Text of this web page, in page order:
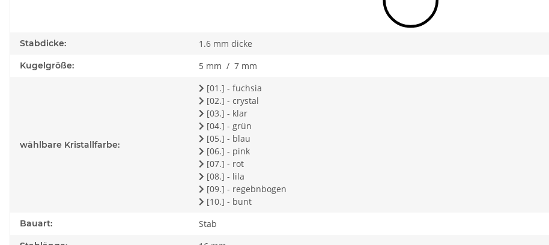
Stabdicke: 1.6 mm dicke
Kugelgröße: 5 mm / 7 mm
wählbare Kristallfarbe:
[01.] - fuchsia
[02.] - crystal
[03.] - klar
[04.] - grün
[05.] - blau
[06.] - pink
[07.] - rot
[08.] - lila
[09.] - regebnbogen
[10.] - bunt
Bauart: Stab